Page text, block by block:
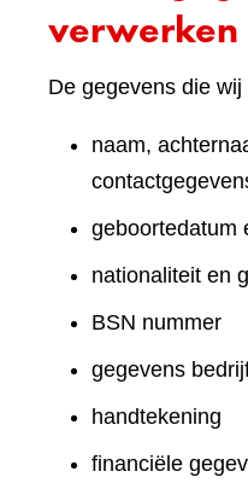
verwerken
De gegevens die
naam,
geboortedatum
nationaliteit en
BSN nummer
gegevens
handtekening
financiële